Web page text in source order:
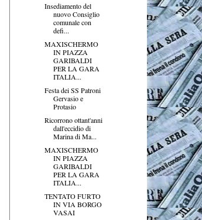
Insediamento del
nuovo Consiglio
comunale con
defi...
MAXISCHERMO
IN PIAZZA
GARIBALDI
PER LA GARA
ITALIA...
Festa dei SS Patroni
Gervasio e
Protasio
Ricorrono ottant'anni
dall'eccidio di
Marina di Ma...
MAXISCHERMO
IN PIAZZA
GARIBALDI
PER LA GARA
ITALIA...
TENTATO FURTO
IN VIA BORGO
VASAI